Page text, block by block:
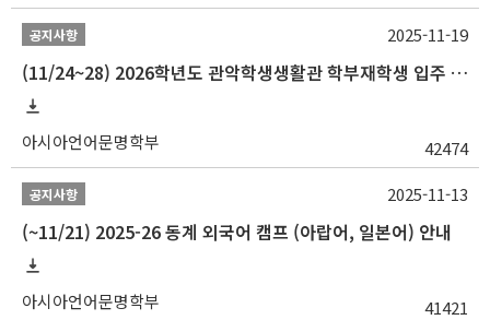
공지사항
(11/24~28) 2026학년도 관악학생생활관 학부재학생 입주 신청 일정 안내
아시아언어문명학부 42474
2025-11-19
공지사항
(~11/21) 2025-26 동계 외국어 캠프 (아랍어, 일본어) 안내
아시아언어문명학부 41421
2025-11-13